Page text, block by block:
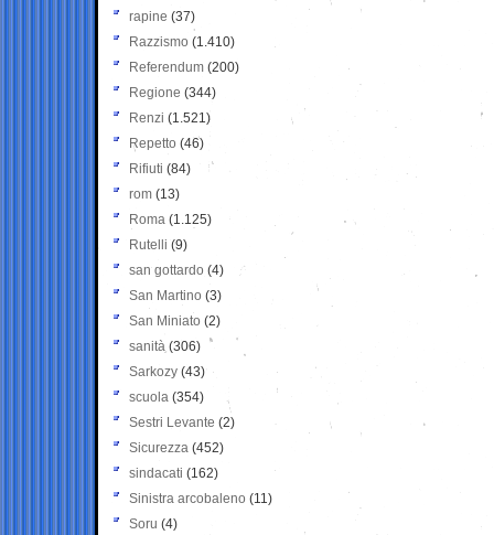
rapine (37)
Razzismo (1.410)
Referendum (200)
Regione (344)
Renzi (1.521)
Repetto (46)
Rifiuti (84)
rom (13)
Roma (1.125)
Rutelli (9)
san gottardo (4)
San Martino (3)
San Miniato (2)
sanità (306)
Sarkozy (43)
scuola (354)
Sestri Levante (2)
Sicurezza (452)
sindacati (162)
Sinistra arcobaleno (11)
Soru (4)